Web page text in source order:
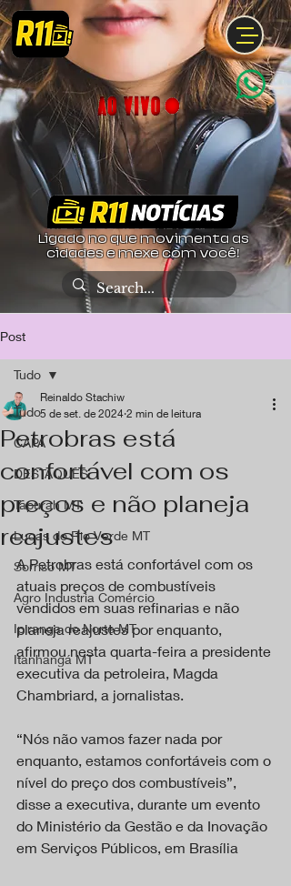
Ligado no que movimenta as
cidades e mexe com você!
Post
Tudo
CAPA
DESTAQUES
Tapurah MT
Lucas do Rio Verde MT
Sorriso MT
Agro Industria Comércio
Ipiranga do Norte MT
Itanhangá MT
Tudo
Petrobras está
confortável com os
preços e não planeja
reajustes
Reinaldo Stachiw
5 de set. de 2024 2 min de leitura
A Petrobras está confortável com os
atuais preços de combustíveis
vendidos em suas refinarias e não
planeja reajustes por enquanto,
afirmou nesta quarta-feira a presidente
executiva da petroleira, Magda
Chambriard, a jornalistas.
“Nós não vamos fazer nada por
enquanto, estamos confortáveis com o
nível do preço dos combustíveis”,
disse a executiva, durante um evento
do Ministério da Gestão e da Inovação
em Serviços Públicos, em Brasília